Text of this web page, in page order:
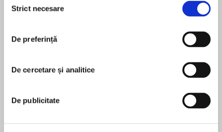
consimțământului
Strict necesare
De preferință
De cercetare și analitice
De publicitate
the future.
InHow I Saved the World,Jesse Watters takes
readers on a tour of his life from basement-
right-thinking Americans. He has divined great
truths about the nature of our country while
college students basic political questions and
În acest moment nu există recenzii
Jesse Watters
Jesse Watters serves as the co-host of The Five
and the host of Jesse Watters Primetime, the two